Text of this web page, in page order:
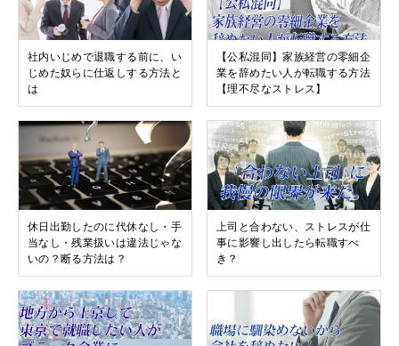
社内いじめで退職する前に、い
じめた奴らに仕返しする方法と
は
【公私混同】家族経営の零細企
業を辞めたい人が転職する方法
【理不尽なストレス】
休日出勤したのに代休なし・手
当なし・残業扱いは違法じゃな
いの？断る方法は？
上司と合わない、ストレスが仕
事に影響し出したら転職すべ
き？